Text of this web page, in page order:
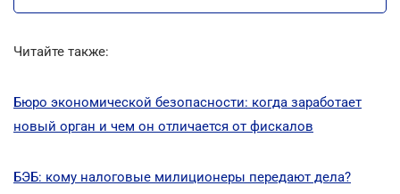
Читайте также:
Бюро экономической безопасности: когда заработает
новый орган и чем он отличается от фискалов
БЭБ: кому налоговые милиционеры передают дела?